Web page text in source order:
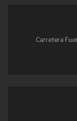
Carretera